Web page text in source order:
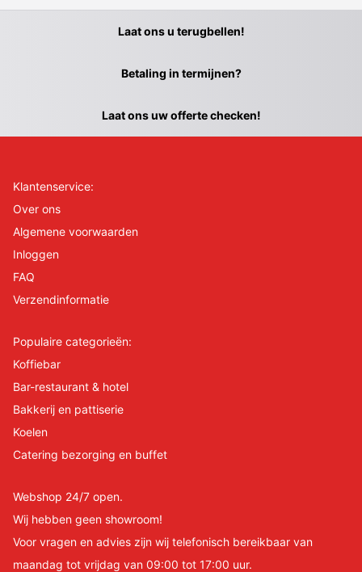
Laat ons u terugbellen!
Betaling in termijnen?
Laat ons uw offerte checken!
Klantenservice:
Over ons
Algemene voorwaarden
Inloggen
FAQ
Verzendinformatie
Populaire categorieën:
Koffiebar
Bar-restaurant & hotel
Bakkerij en pattiserie
Koelen
Catering bezorging en buffet
Webshop 24/7 open.
Wij hebben geen showroom!
Voor vragen en advies zijn wij telefonisch bereikbaar van
maandag tot vrijdag van 09:00 tot 17:00 uur.